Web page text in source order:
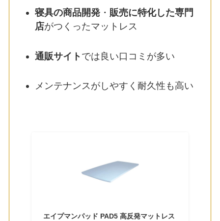
寝具の商品開発・ 販売に特化した専門
店がつくったマットレス
通販サイトでは良い口コミが多い
メンテナンスがしやすく耐久性も高い
エイプマンパッド PAD5 高反発マットレス